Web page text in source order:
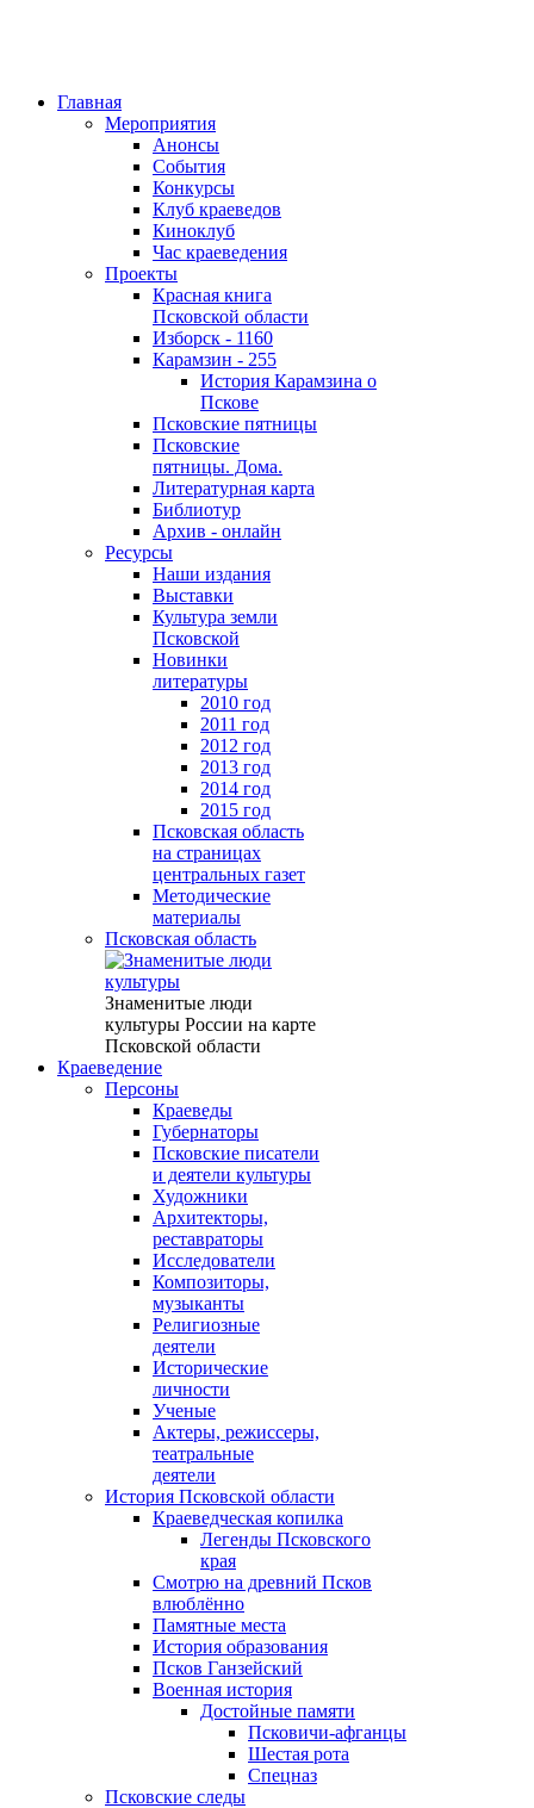
Главная
Мероприятия
Анонсы
События
Конкурсы
Клуб краеведов
Киноклуб
Час краеведения
Проекты
Красная книга
Псковской области
Изборск - 1160
Карамзин - 255
История Карамзина о
Пскове
Псковские пятницы
Псковские
пятницы. Дома.
Литературная карта
Библиотур
Архив - онлайн
Ресурсы
Наши издания
Выставки
Культура земли
Псковской
Новинки
литературы
2010 год
2011 год
2012 год
2013 год
2014 год
2015 год
Псковская область
на страницах
центральных газет
Методические
материалы
Псковская область
Знаменитые люди
культуры России на карте
Псковской области
Краеведение
Персоны
Краеведы
Губернаторы
Псковские писатели
и деятели культуры
Художники
Архитекторы,
реставраторы
Исследователи
Композиторы,
музыканты
Религиозные
деятели
Исторические
личности
Ученые
Актеры, режиссеры,
театральные
деятели
История Псковской области
Краеведческая копилка
Легенды Псковского
края
Смотрю на древний Псков
влюблённо
Памятные места
История образования
Псков Ганзейский
Военная история
Достойные памяти
Псковичи-афганцы
Шестая рота
Спецназ
Псковские следы